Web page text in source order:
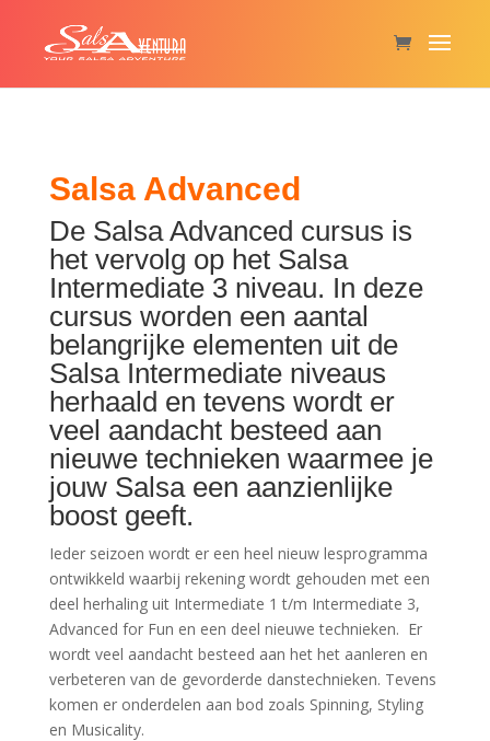
Salsa Advanced
De Salsa Advanced cursus is
het vervolg op het Salsa
Intermediate 3 niveau. In deze
cursus worden een aantal
belangrijke elementen uit de
Salsa Intermediate niveaus
herhaald en tevens wordt er
veel aandacht besteed aan
nieuwe technieken waarmee je
jouw Salsa een aanzienlijke
boost geeft.
Ieder seizoen wordt er een heel nieuw lesprogramma
ontwikkeld waarbij rekening wordt gehouden met een
deel herhaling uit Intermediate 1 t/m Intermediate 3,
Advanced for Fun en een deel nieuwe technieken. Er
wordt veel aandacht besteed aan het het aanleren en
verbeteren van de gevorderde danstechnieken. Tevens
komen er onderdelen aan bod zoals Spinning, Styling
en Musicality.